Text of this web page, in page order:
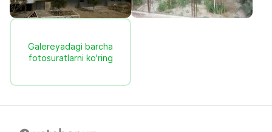
Galereyadagi barcha
fotosuratlarni ko'ring